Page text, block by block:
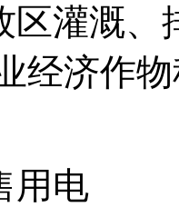
区灌溉、
经济作
用电